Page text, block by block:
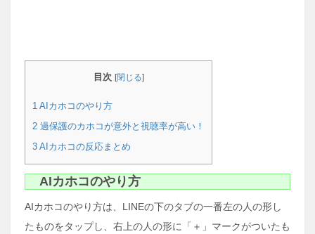
目次 [閉じる]
1 AIカホコのやり方
2 過保護のカホコが意外と視聴率が高い！
3 AIカホコの反応まとめ
AIカホコのやり方
AIカホコのやり方は、LINEの下のタブの一番左の人の形し
たものをタップし、右上の人の形に「＋」マークがついたも